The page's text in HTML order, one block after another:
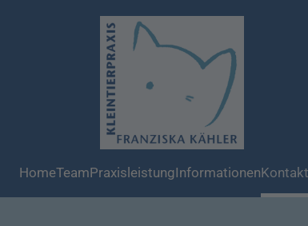
HomeTeamPraxisleistungInformationenKontakt